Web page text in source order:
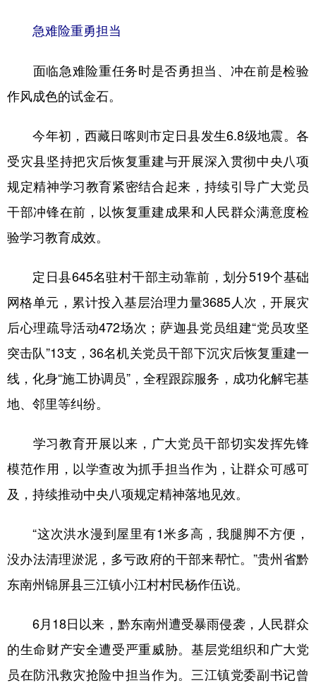
急难险重勇担当
面临急难险重任务时是否勇担当、冲在前是检验
作风成色的试金石。
今年初，西藏日喀则市定日县发生6.8级地震。各
受灾县坚持把灾后恢复重建与开展深入贯彻中央八项
规定精神学习教育紧密结合起来，持续引导广大党员
干部冲锋在前，以恢复重建成果和人民群众满意度检
验学习教育成效。
定日县645名驻村干部主动靠前，划分519个基础
网格单元，累计投入基层治理力量3685人次，开展灾
后心理疏导活动472场次；萨迦县党员组建“党员攻坚
突击队”13支，36名机关党员干部下沉灾后恢复重建一
线，化身“施工协调员”，全程跟踪服务，成功化解宅基
地、邻里等纠纷。
学习教育开展以来，广大党员干部切实发挥先锋
模范作用，以学查改为抓手担当作为，让群众可感可
及，持续推动中央八项规定精神落地见效。
“这次洪水漫到屋里有1米多高，我腿脚不方便，
没办法清理淤泥，多亏政府的干部来帮忙。”贵州省黔
东南州锦屏县三江镇小江村村民杨作伍说。
6月18日以来，黔东南州遭受暴雨侵袭，人民群众
的生命财产安全遭受严重威胁。基层党组织和广大党
员在防汛救灾抢险中担当作为。三江镇党委副书记曾